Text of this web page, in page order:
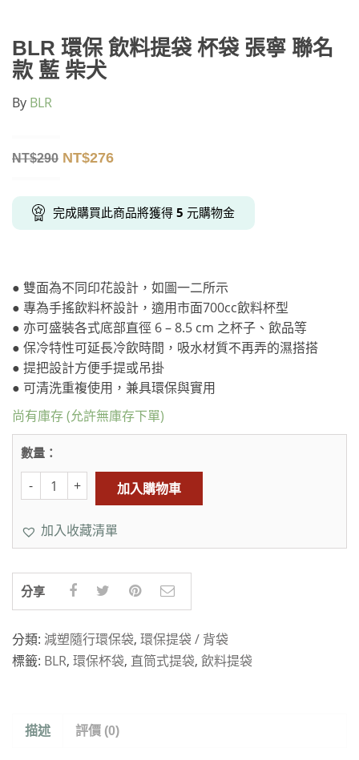
BLR 環保 飲料提袋 杯袋 張寧 聯名
款 藍 柴犬
By BLR
NT$290 NT$276
完成購買此商品將獲得 5 元購物金
● 雙面為不同印花設計，如圖一二所示
● 專為手搖飲料杯設計，適用市面700cc飲料杯型
● 亦可盛裝各式底部直徑 6 – 8.5 cm 之杯子、飲品等
● 保冷特性可延長冷飲時間，吸水材質不再弄的濕搭搭
● 提把設計方便手提或吊掛
● 可清洗重複使用，兼具環保與實用
尚有庫存 (允許無庫存下單)
數量：
加入購物車
加入收藏清單
分享
分類: 減塑隨行環保袋, 環保提袋 / 背袋
標籤: BLR, 環保杯袋, 直筒式提袋, 飲料提袋
描述 評價 (0)